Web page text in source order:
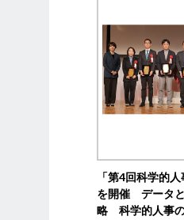
「第4回科学的
を開催 データ
略 科学的人事